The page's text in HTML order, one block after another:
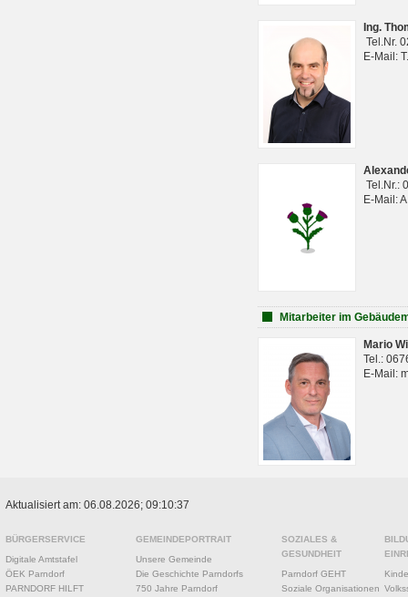
Ing.
Tel.Nr.
E-Mail:
Tel.Nr.:
E-Mail:
Mitarbeiter im
Mario
Tel.:
E-Mail:
Aktualisiert am: 06.08.2026; 09:10:37
BÜRGERSERVICE
Digitale Amtstafel
ÖEK Parndorf
PARNDORF HILFT
GEMEINDEPORTRAIT
Unsere Gemeinde
Die Geschichte Parndorfs
750 Jahre Parndorf
SOZIALES &
GESUNDHEIT
Parndorf GEHT
Soziale Organisationen